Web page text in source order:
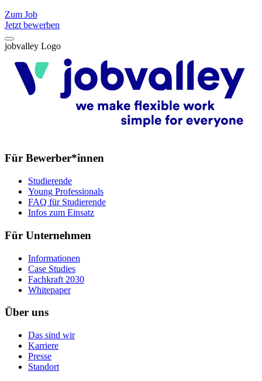
Zum Job
Jetzt bewerben
jobvalley Logo
Für Bewerber*innen
Studierende
Young Professionals
FAQ für Studierende
Infos zum Einsatz
Für Unternehmen
Informationen
Case Studies
Fachkraft 2030
Whitepaper
Über uns
Das sind wir
Karriere
Presse
Standort